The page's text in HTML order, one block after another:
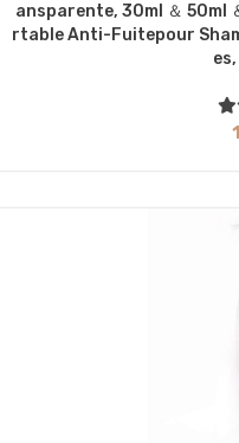
Ansparente, 30ml ＆ 50ml
Rtable Anti-Fuitepour